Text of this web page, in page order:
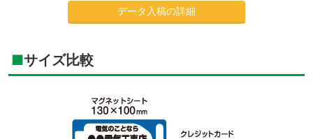
データ入稿の詳細
サイズ比較